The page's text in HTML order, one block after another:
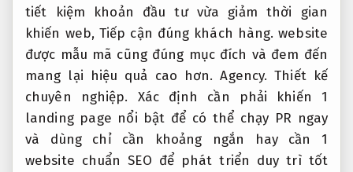
tiết kiệm khoản đầu tư vừa giảm thời gian
khiến web, Tiếp cận đúng khách hàng. website
được mẫu mã cũng đúng mục đích và đem đến
mang lại hiệu quả cao hơn.Agency. Thiết kế
chuyên nghiệp. Xác định cần phải khiến 1
landing page nổi bật để có thể chạy PR ngay
và dùng chỉ cần khoảng ngắn hay cần 1
website chuẩn SEO để phát triển duy trì tốt